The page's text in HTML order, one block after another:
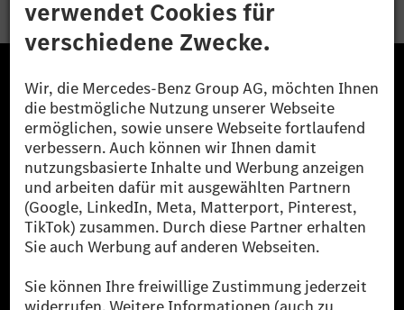
Die Mercedes-Benz Group.
Die Mercedes-Benz Group AG (ehemals Daimler AG)
ist eines der erfolgreichsten Automobilunternehmen
der Welt. Mit der Mercedes-Benz AG gehören wir zu
den größten Anbietern von Premium- und Luxus-Pkw
und Vans. Die Mercedes-Benz Mobility AG bietet
Finanzierung, Leasing, Fahrzeugabos und –miete,
Flottenmanagement, digitale Services rund um Laden
und Bezahlen, die Vermittlung von Versicherungen
sowie innovative Mobilitätsdienstleistungen an.